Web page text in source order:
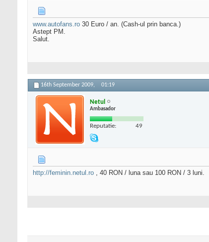
www.autofans.ro 30 Euro / an. (Cash-ul prin banca.)
Astept PM.
Salut.
16th September 2009, 01:19
Netul
Ambasador
Reputatie: 49
http://feminin.netul.ro , 40 RON / luna sau 100 RON / 3 luni.